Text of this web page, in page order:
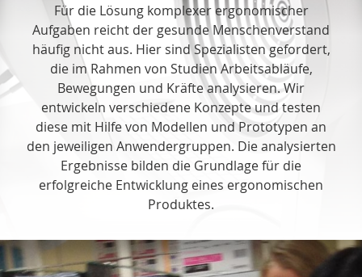
Für die Lösung komplexer ergonomischer
Aufgaben reicht der gesunde Menschenverstand
häufig nicht aus. Hier sind Spezialisten gefordert,
die im Rahmen von Studien Arbeitsabläufe,
Bewegungen und Kräfte analysieren. Wir
entwickeln verschiedene Konzepte und testen
diese mit Hilfe von Modellen und Prototypen an
den jeweiligen Anwendergruppen. Die analysierten
Ergebnisse bilden die Grundlage für die
erfolgreiche Entwicklung eines ergonomischen
Produktes.